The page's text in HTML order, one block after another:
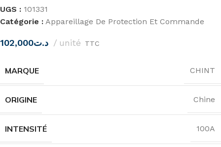
UGS : 101331
Catégorie : Appareillage De Protection Et Commande
د.ت102,000 unité TTC
MARQUE CHINT
ORIGINE Chine
INTENSITÉ 100A